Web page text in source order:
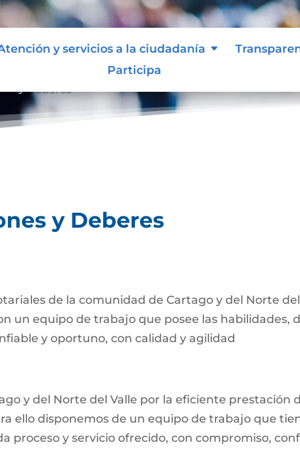
y servicios a la ciudadanía
Participa
y Deberes
y Deberes
de la comunidad de Cartago y del Norte
un equipo de trabajo que posee las habilidades,
y oportuno, con calidad y agilidad
y del Norte del Valle por la eficiente prestación
ello disponemos de un equipo de trabajo que
proceso y servicio ofrecido, con compromiso,